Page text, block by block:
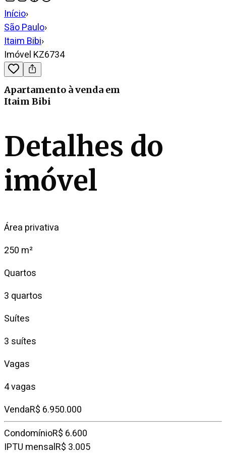
Início›
São Paulo›
Itaim Bibi›
Imóvel KZ6734
Apartamento à venda em
Itaim Bibi
Detalhes do
imóvel
Área privativa
250 m²
Quartos
3 quartos
Suítes
3 suítes
Vagas
4 vagas
VendaR$ 6.950.000
CondomínioR$ 6.600
IPTU mensalR$ 3.005